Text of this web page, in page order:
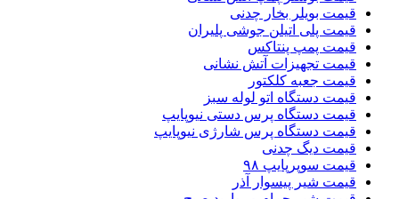
قیمت بویلر بخار چدنی
قیمت پلی اتیلن جوشی پلیران
قیمت پمپ پنتاکس
قیمت تجهیزات آتش نشانی
قیمت جعبه کلکتور
قیمت دستگاه اتو لوله سبز
قیمت دستگاه پرس دستی نیوپایپ
قیمت دستگاه پرس شارژی نیوپایپ
قیمت دیگ چدنی
قیمت سوپرپایپ ۹۸
قیمت شیر پیسوار آذر